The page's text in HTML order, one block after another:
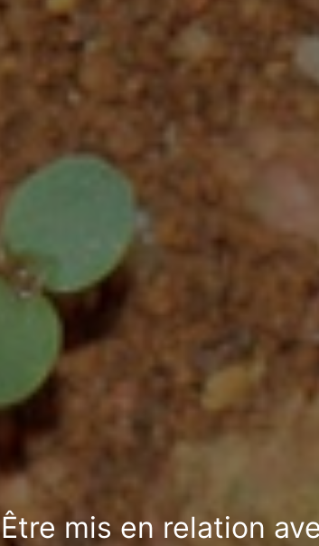
Être mis en relation